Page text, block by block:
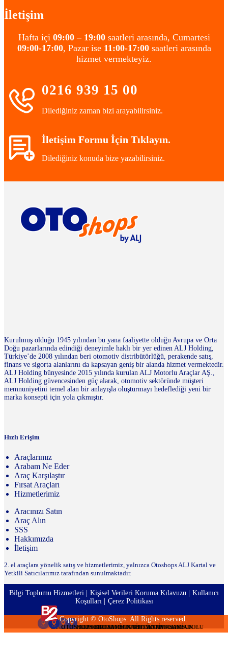
OTOSHOPS DEDE OTOMOTİV - KOCAELİ
OTOSHOPS DEDE OTOMOTİV - KOCAELİ
OTOSHOPS DEDE OTOMOTİV - KOCAELİ
OTOSHOPS DEDE OTOMOTİV - KOCAELİ
OTOSHOPS TURMOT OTOMOTİV - İSTANBUL ANADOLU
OTOSHOPS KAYALAR OTOMOTİV - İSTANBUL AVRUPA
ALJ KARTAL - İSTANBUL ANADOLU
ALJ KARTAL - İSTANBUL ANADOLU
OTOSHOPS TURMOT OTOMOTİV - İSTANBUL ANADOLU
OTOSHOPS TURMOT OTOMOTİV - İSTANBUL ANADOLU
OTOSHOPS DEDE OTOMOTİV - KOCAELİ
ALJ KARTAL - İSTANBUL ANADOLU
OTOSHOPS ERC SAMSUN OTOMOTİV - SAMSUN
İletişim
Hafta içi 09:00 – 19:00saatleri arasında, Cumartesi
09:00-17:00, Pazar ise 11:00-17:00saatleri arasında
hizmet vermekteyiz.
0216 939 15 00
Dilediğiniz zaman bizi arayabilirsiniz.
İletişim Formu İçin Tıklayın.
Dilediğiniz konuda bize yazabilirsiniz.
Kurulmuş olduğu 1945 yılından bu yana faaliyette olduğu Avrupa ve Orta
Doğu pazarlarında edindiği deneyimle haklı bir yer edinen ALJ Holding,
Türkiye’de 2008 yılından beri otomotiv distribütörlüğü, perakende satış,
finans ve sigorta alanlarını da kapsayan geniş bir alanda hizmet vermektedir.
ALJ Holding bünyesinde 2015 yılında kurulan ALJ Motorlu Araçlar AŞ.,
ALJ Holding güvencesinden güç alarak, otomotiv sektöründe müşteri
memnuniyetini temel alan bir anlayışla oluşturmayı hedeflediği yeni bir
marka konsepti için yola çıkmıştır.
Hızlı Erişim
Araçlarımız
Arabam Ne Eder
Araç Karşılaştır
Fırsat Araçları
Hizmetlerimiz
Aracınızı Satın
Araç Alın
SSS
Hakkımızda
İletişim
2. el araçlara yönelik satış ve hizmetlerimiz, yalnızca Otoshops ALJ Kartal ve
Yetkili Satıcılarımız tarafından sunulmaktadır.
Copyright © OtoShops. All Rights reserved.
Bilgi Toplumu Hizmetleri Kişisel Verileri Koruma Kılavuzu
Kullanıcı
Koşulları
Çerez Politikası